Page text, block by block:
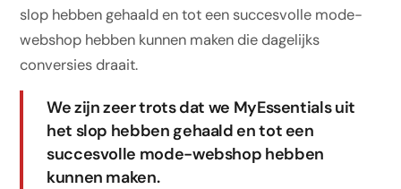
slop hebben gehaald en tot een succesvolle mode-
webshop hebben kunnen maken die dagelijks
conversies draait.
We zijn zeer trots dat we MyEssentials uit
het slop hebben gehaald en tot een
succesvolle mode-webshop hebben
kunnen maken.